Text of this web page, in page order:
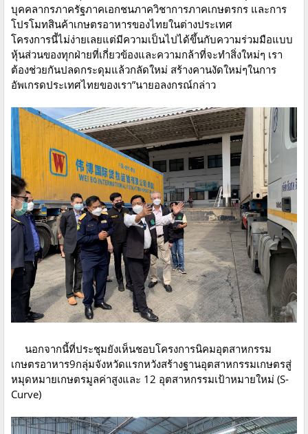
บุคคลากรภาครัฐภาคเอกชนภาควิชาการภาคเกษตรกร และการ
โปรโมทสินค้าเกษตรอาหารของไทยในต่างประเทศ
โครงการนี้ไม่ง่ายเลยแต่มีความเป็นไปได้ขึ้นกับความร่วมมือแบบ
หุ้นส่วนของทุกฝ่ายที่เกี่ยวข้องและความกล้าที่จะทำสิ่งใหม่ๆ เรา
ต้องช่วยกันปลดกระดุมแล้วกลัดใหม่ สร้างคานงัดใหม่ๆในการ
อัพเกรดประเทศไทยของเรา”นายอลงกรณ์กล่าว
นอกจากนี้ที่ประชุมยังเห็นชอบโครงการนิคมอุตสาหกรรม
เกษตรอาหาร9กลุ่มจังหวัดแรกหวังสร้างฐานอุตสาหกรรมเกษตรสู่
หมุดหมายเกษตรมูลค่าสูงและ 12 อุตสาหกรรมเป้าหมายใหม่ (S-
Curve)